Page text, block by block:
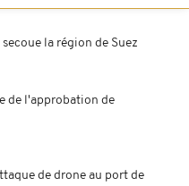
la région de Suez
de l'approbation de
de drone au port de